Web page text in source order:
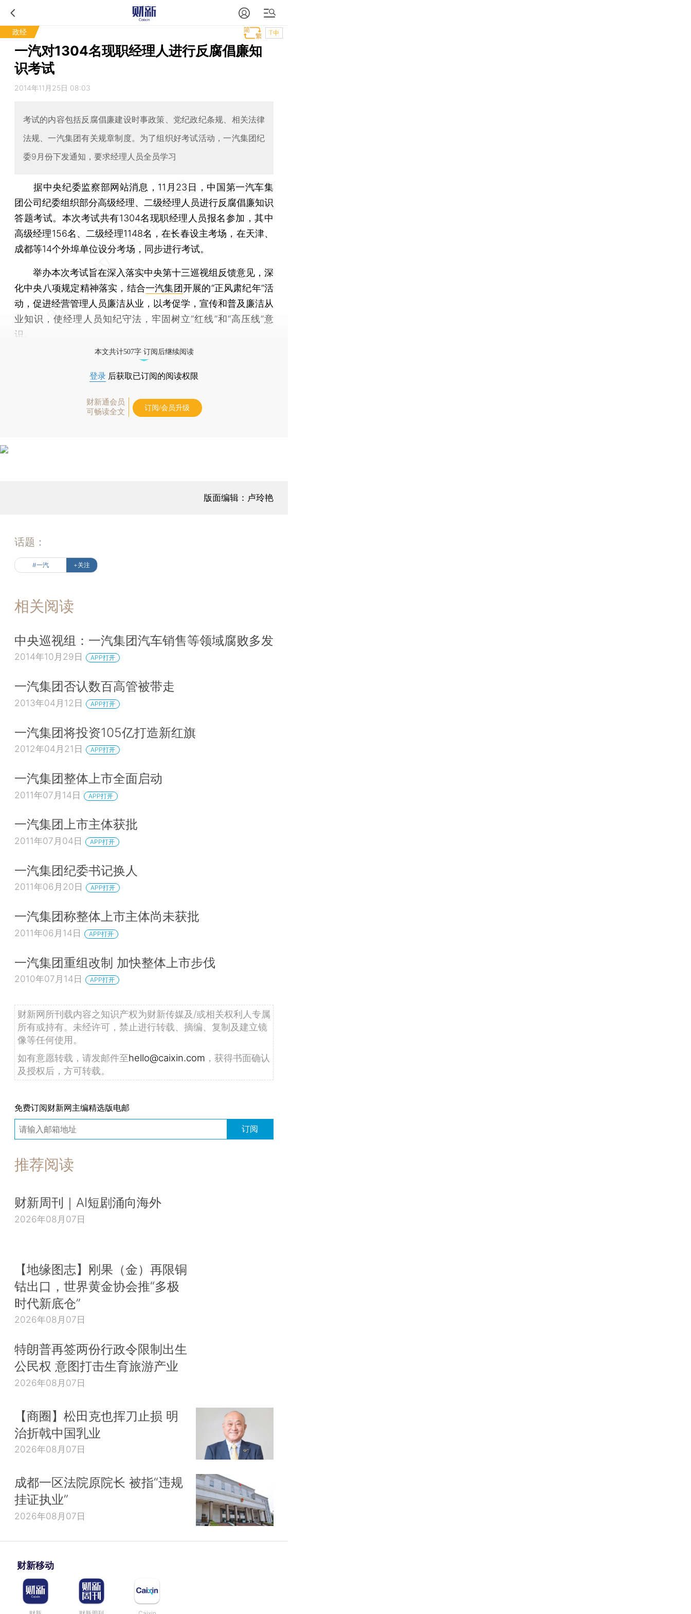
政经 T中
一汽对1304名现职经理人进行反腐倡廉知
识考试
2014年11月25日 08:03
考试的内容包括反腐倡廉建设时事政策、党纪政纪条规、相关法律
法规、一汽集团有关规章制度。为了组织好考试活动，一汽集团纪
委9月份下发通知，要求经理人员全员学习
据中央纪委监察部网站消息，11月23日，中国第一汽车集
团公司纪委组织部分高级经理、二级经理人员进行反腐倡廉知识
答题考试。本次考试共有1304名现职经理人员报名参加，其中
高级经理156名、二级经理1148名，在长春设主考场，在天津、
成都等14个外埠单位设分考场，同步进行考试。
举办本次考试旨在深入落实中央第十三巡视组反馈意见，深
化中央八项规定精神落实，结合一汽集团开展的“正风肃纪年”活
动，促进经营管理人员廉洁从业，以考促学，宣传和普及廉洁从
业知识，使经理人员知纪守法，牢固树立“红线”和“高压线”意
识。
本文共计507字 订阅后继续阅读
登录 后获取已订阅的阅读权限
财新通会员
可畅读全文
订阅/会员升级
版面编辑：卢玲艳
话题：
#一汽 +关注
相关阅读
中央巡视组：一汽集团汽车销售等领域腐败多发
2014年10月29日 APP打开
一汽集团否认数百高管被带走
2013年04月12日 APP打开
一汽集团将投资105亿打造新红旗
2012年04月21日 APP打开
一汽集团整体上市全面启动
2011年07月14日 APP打开
一汽集团上市主体获批
2011年07月04日 APP打开
一汽集团纪委书记换人
2011年06月20日 APP打开
一汽集团称整体上市主体尚未获批
2011年06月14日 APP打开
一汽集团重组改制 加快整体上市步伐
2010年07月14日 APP打开
财新网所刊载内容之知识产权为财新传媒及/或相关权利人专属
所有或持有。未经许可，禁止进行转载、摘编、复制及建立镜
像等任何使用。
如有意愿转载，请发邮件至hello@caixin.com ，获得书面确认
及授权后，方可转载。
免费订阅财新网主编精选版电邮
订阅
推荐阅读
财新周刊｜AI短剧涌向海外
2026年08月07日
【地缘图志】刚果（金）再限铜
钴出口，世界黄金协会推“多极
时代新底仓”
2026年08月07日
特朗普再签两份行政令限制出生
公民权 意图打击生育旅游产业
2026年08月07日
【商圈】松田克也挥刀止损 明
治折戟中国乳业
2026年08月07日
成都一区法院原院长 被指“违规
挂证执业”
2026年08月07日
财新移动